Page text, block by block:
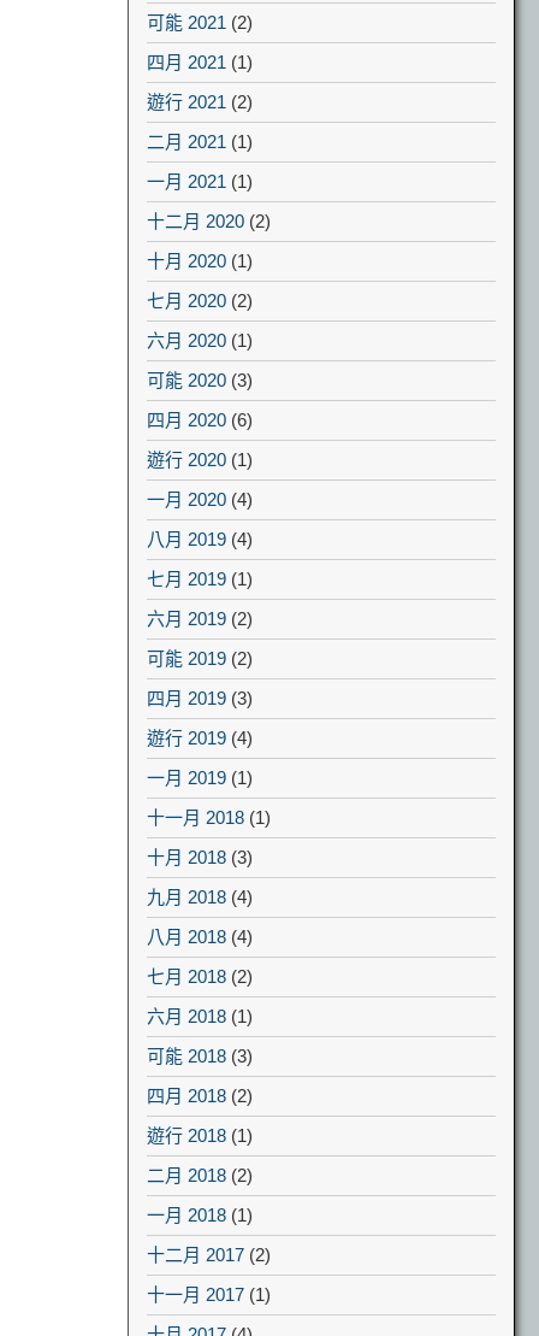
可能 2021 (2)
四月 2021 (1)
遊行 2021 (2)
二月 2021 (1)
一月 2021 (1)
十二月 2020 (2)
十月 2020 (1)
七月 2020 (2)
六月 2020 (1)
可能 2020 (3)
四月 2020 (6)
遊行 2020 (1)
一月 2020 (4)
八月 2019 (4)
七月 2019 (1)
六月 2019 (2)
可能 2019 (2)
四月 2019 (3)
遊行 2019 (4)
一月 2019 (1)
十一月 2018 (1)
十月 2018 (3)
九月 2018 (4)
八月 2018 (4)
七月 2018 (2)
六月 2018 (1)
可能 2018 (3)
四月 2018 (2)
遊行 2018 (1)
二月 2018 (2)
一月 2018 (1)
十二月 2017 (2)
十一月 2017 (1)